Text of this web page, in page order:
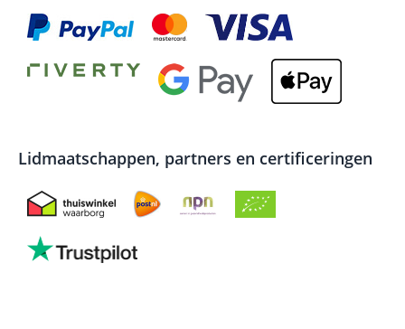
Lidmaatschappen, partners en certificeringen